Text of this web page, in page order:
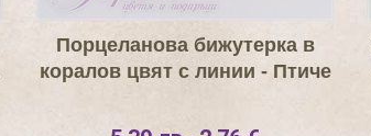
Порцеланова бижутерка в
коралов цвят с линии - Птиче